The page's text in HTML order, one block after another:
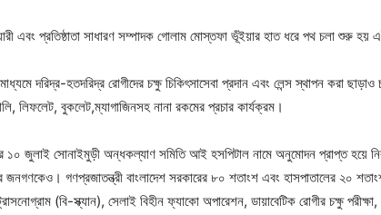
এবং প্রতিষ্ঠাতা সাধারণ সম্পাদক গোলাম মোস্তফা ভূঁইয়ার হাত ধরে পথ চলা শুরু হয়
দরিদ্র-হতদরিদ্র রোগীদের চক্ষু চিকিৎসাসেবা প্রদান এবং লেন্স স্থাপন করা ছাড়াও
লিফলেট, বুকলেট,ম্যাগাজিনসহ নানা রকমের প্রচার কার্যক্রম।
জুলাই সোনাইমুড়ী অন্ধকল্যাণ সমিতি আই হসপিটাল নামে অনুমোদন প্রাপ্ত হয়ে
জনগণকেও। গণপ্রজাতন্ত্রী বাংলাদেশ সরকারের ৮০ শতাংশ এবং হাসপাতালের ২০
(বি-স্ক্যান), সেলাই বিহীন ফ্যাকো অপারেশন, ডায়াবেটিক রোগীর চক্ষু পরীক্ষা,